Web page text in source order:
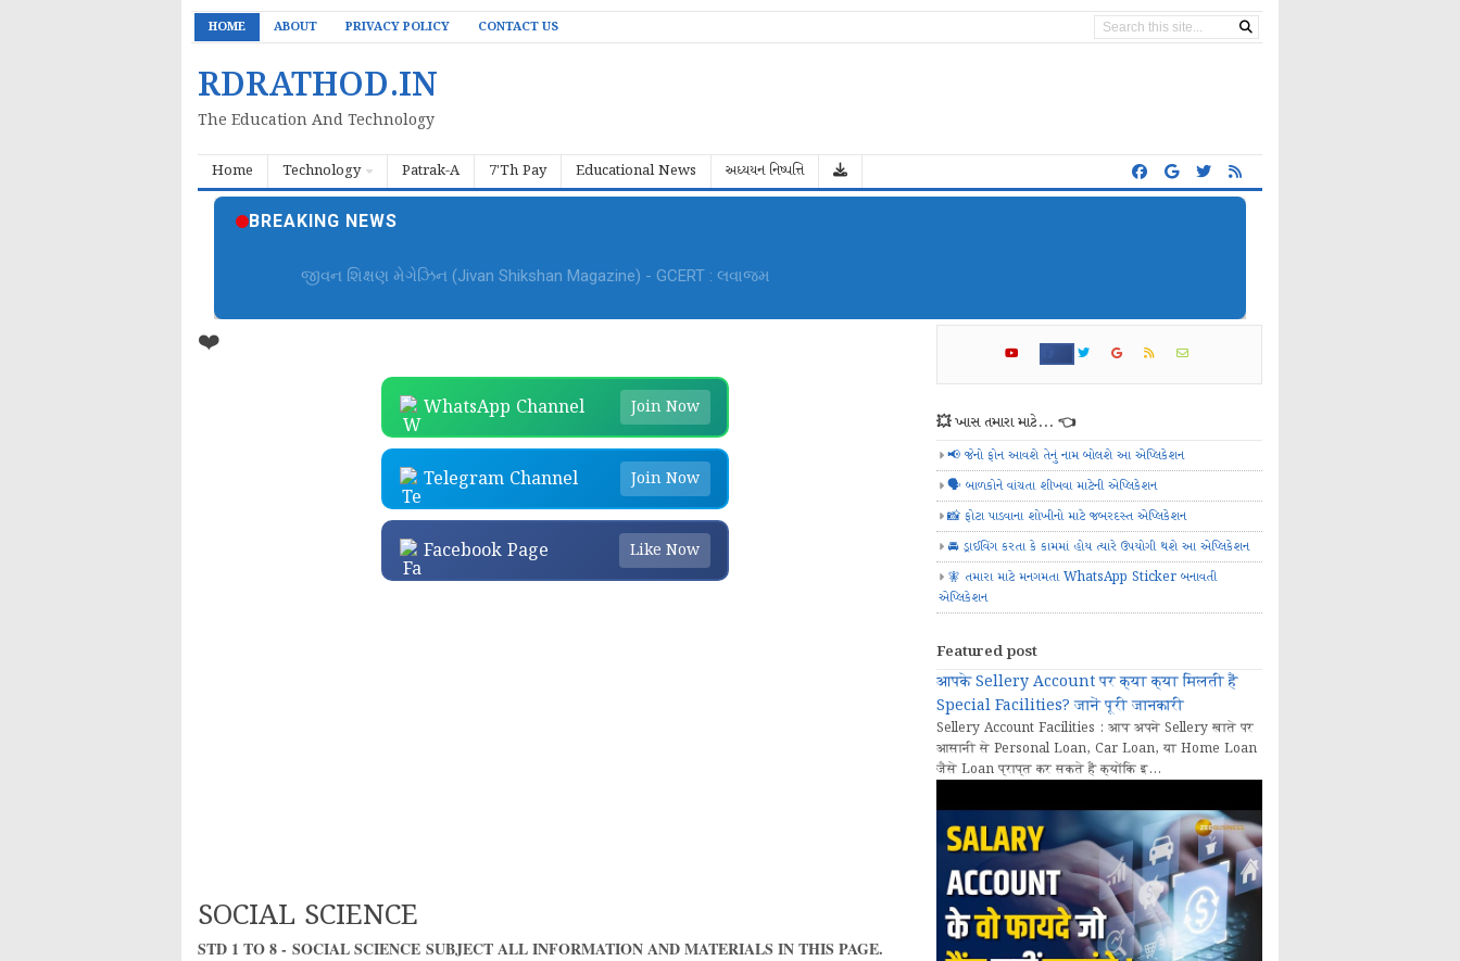
HOME ABOUT PRIVACY POLICY CONTACT US
RDRATHOD.IN
The Education And Technology
Home Technology Patrak-A 7'Th Pay Educational News અધ્યયન નિષ્પત્તિ
BREAKING NEWS
જીવન શિક્ષણ મેગેઝિન (Jivan Shikshan Magazine) - GCERT : લવાજમ
❤️
WhatsApp Channel Join Now
Telegram Channel Join Now
Facebook Page Like Now
SOCIAL SCIENCE
STD 1 TO 8 - SOCIAL SCIENCE SUBJECT ALL INFORMATION AND MATERIALS IN THIS PAGE.
💥 ખાસ તમારા માટે... 👈
📢 જેનો ફોન આવશે તેનું નામ બોલશે આ એપ્લિકેશન
🗣️ બાળકોને વાંચતા શીખવા માટેની એપ્લિકેશન
📸 ફોટા પાડવાના શોખીનો માટે જબરદસ્ત એપ્લિકેશન
🚘 ડ્રાઈવિંગ કરતા કે કામમાં હોય ત્યારે ઉપયોગી થશે આ એપ્લિકેશન
🧚 તમારા માટે મનગમતા WhatsApp Sticker બનાવતી
એપ્લિકેશન
Featured post
आपके Sellery Account पर क्या क्या मिलती हैं
Special Facilities? जानें पूरी जानकारी
Sellery Account Facilities : आप अपने Sellery खाते पर
आसानी से Personal Loan, Car Loan, या Home Loan
जैसे Loan प्राप्त कर सकते हैं क्योंकि इ...